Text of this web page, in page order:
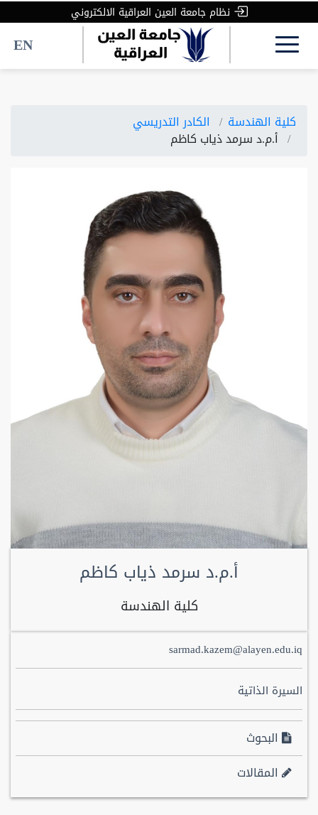
نظام جامعة العين العراقية الالكتروني
EN
كلية الهندسة الكادر التدريسي
أ.م.د سرمد ذياب كاظم
أ.م.د سرمد ذياب كاظم
كلية الهندسة
sarmad.kazem@alayen.edu.iq
السيرة الذاتية
البحوث
المقالات